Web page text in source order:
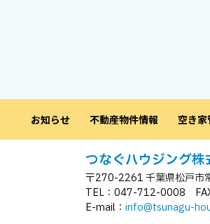
お知らせ 不動産物件情報 空き家
つなぐハウジング株
〒270-2261 千葉県松戸市
TEL：047-712-0008
E-mail： info@tsunagu-